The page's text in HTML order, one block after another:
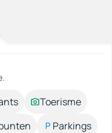
Toerisme
Parkings